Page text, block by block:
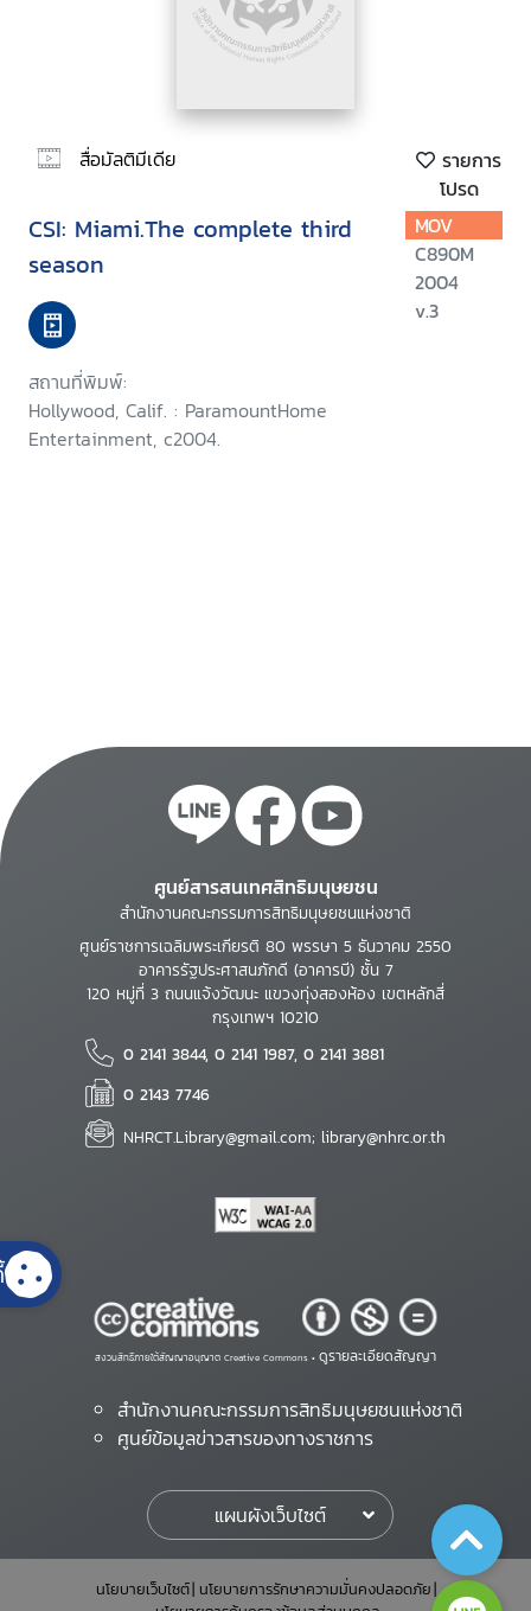
สื่อมัลติมีเดีย
รายการ
โปรด
CSI: Miami.The complete third
season
สถานที่พิมพ์:
Hollywood, Calif. : ParamountHome
Entertainment, c2004.
MOV
C890M
2004
v.3
ศูนย์สารสนเทศสิทธิมนุษยชน
สำนักงานคณะกรรมการสิทธิมนุษยชนแห่งชาติ
ศูนย์ราชการเฉลิมพระเกียรติ 80 พรรษา 5 ธันวาคม 2550
อาคารรัฐประศาสนภักดี (อาคารบี) ชั้น 7
120 หมู่ที่ 3 ถนนแจ้งวัฒนะ แขวงทุ่งสองห้อง เขตหลักสี่
กรุงเทพฯ 10210
0 2141 3844, 0 2141 1987, 0 2141 3881
0 2143 7746
NHRCT.Library@gmail.com; library@nhrc.or.th
สงวนสิทธิ์ภายใต้สัญญาอนุญาต Creative Commons • ดูรายละเอียดสัญญา
สำนักงานคณะกรรมการสิทธิมนุษยชนแห่งชาติ
ศูนย์ข้อมูลข่าวสารของทางราชการ
แผนผังเว็บไซต์
นโยบายเว็บไซต์ นโยบายการรักษาความมั่นคงปลอดภัย